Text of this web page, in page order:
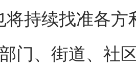
将持续找准各
门、街道、社